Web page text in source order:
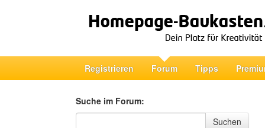
Registrieren Forum Tipps
Suche im Forum:
Suche im Forum
Suchen